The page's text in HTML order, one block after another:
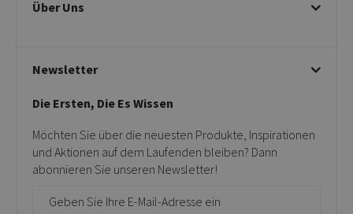
Datenschutzrichtlinie
Geschäftsbedingungen
Drehbare Stühle
Taupefarbene Esszimmerstühle
Barhocker
Beistelltische
Über Uns
Kontakt
Verkaufsstellen
Projekte
Geschenkkarten
Newsletter
Die Ersten, Die Es Wissen
Möchten Sie über die neuesten Produkte, Inspirationen
und Aktionen auf dem Laufenden bleiben? Dann
abonnieren Sie unseren Newsletter!